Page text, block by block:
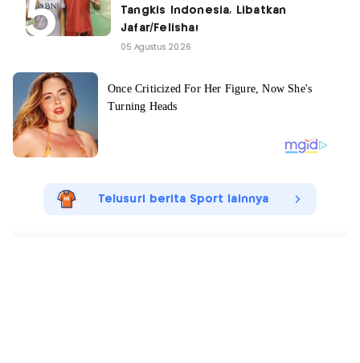
Tangkis Indonesia, Libatkan
Jafar/Felisha!
05 Agustus 2026
Telusuri berita Sport lainnya